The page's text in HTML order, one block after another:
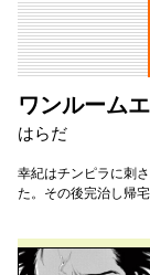
ワンルーム
はらだ
幸紀はチンピラに刺
た。その後完治し帰